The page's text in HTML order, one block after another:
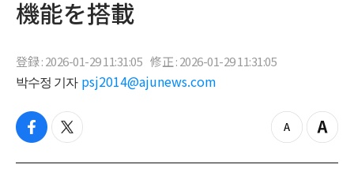
機能を搭載
登録 : 2026-01-29 11:31:05 修正 : 2026-01-29 11:31:05
박수정 기자 psj2014@ajunews.com
f
c
t
i
z
o
Z
o